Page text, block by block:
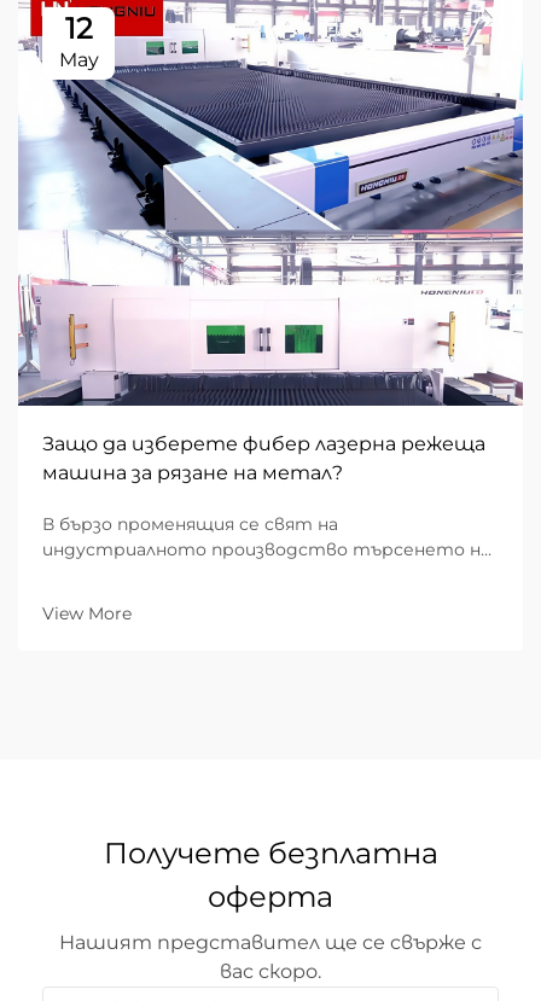
12
May
Защо да изберете фибер лазерна режеща
машина за рязане на метал?
В бързо променящия се свят на
индустриалното производство търсенето на
предприятия, ангажирани с метална
View More
Получете безплатна
оферта
Нашият представител ще се свърже с
вас скоро.